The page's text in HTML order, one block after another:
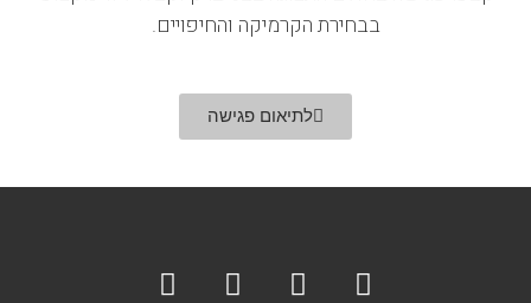
בבחירת הקרמיקה והחיפויים.
לתיאום פגישה